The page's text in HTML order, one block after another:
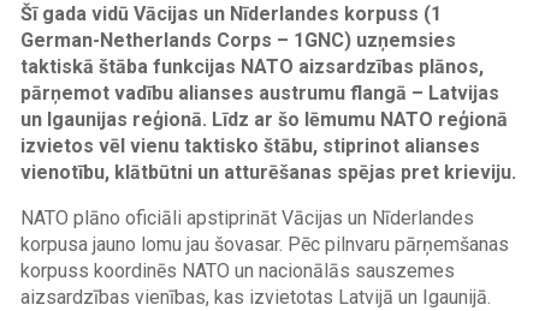
Šī gada vidū Vācijas un Nīderlandes korpuss (1
German-Netherlands Corps – 1GNC) uzņemsies
taktiskā štāba funkcijas NATO aizsardzības plānos,
pārņemot vadību alianses austrumu flangā – Latvijas
un Igaunijas reģionā. Līdz ar šo lēmumu NATO reģionā
izvietos vēl vienu taktisko štābu, stiprinot alianses
vienotību, klātbūtni un atturēšanas spējas pret krieviju.
NATO plāno oficiāli apstiprināt Vācijas un Nīderlandes
korpusa jauno lomu jau šovasar. Pēc pilnvaru pārņemšanas
korpuss koordinēs NATO un nacionālās sauszemes
aizsardzības vienības, kas izvietotas Latvijā un Igaunijā.